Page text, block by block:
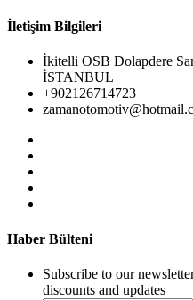
İletişim Bilgileri
İkitelli OSB Dolapdere
İSTANBUL
+902126714723
Haber Bülteni
Subscribe to our
discounts and updates